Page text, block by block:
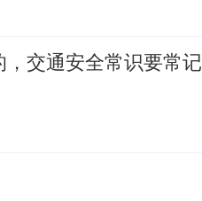
交通安全常识要常记